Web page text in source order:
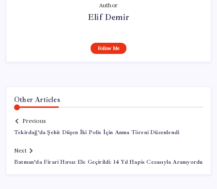
Author
Elif Demir
Follow Me
Other Articles
Previous
Tekirdağ’da Şehit Düşen İki Polis İçin Anma Töreni Düzenlendi
Next
Batman’da Firari Hırsız Ele Geçirildi: 14 Yıl Hapis Cezasıyla Aranıyordu